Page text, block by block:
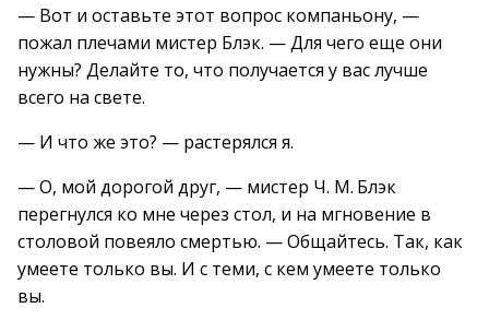
— Вот и оставьте этот вопрос компаньону, —
пожал плечами мистер Блэк. — Для чего еще они
нужны? Делайте то, что получается у вас лучше
всего на свете.
— И что же это? — растерялся я.
— О, мой дорогой друг, — мистер Ч. М. Блэк
перегнулся ко мне через стол, и на мгновение в
столовой повеяло смертью. — Общайтесь. Так, как
умеете только вы. И с теми, с кем умеете только
вы.